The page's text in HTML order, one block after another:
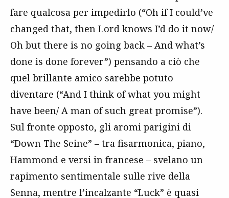
fare qualcosa per impedirlo (“Oh if I could’ve
changed that, then Lord knows I’d do it now/
Oh but there is no going back – And what’s
done is done forever”) pensando a ciò che
quel brillante amico sarebbe potuto
diventare (“And I think of what you might
have been/ A man of such great promise”).
Sul fronte opposto, gli aromi parigini di
“Down The Seine” – tra fisarmonica, piano,
Hammond e versi in francese – svelano un
rapimento sentimentale sulle rive della
Senna, mentre l’incalzante “Luck” è quasi